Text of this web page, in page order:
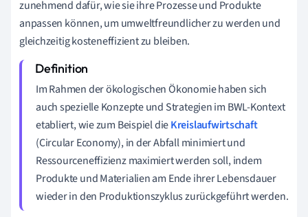
zunehmend dafür, wie sie ihre Prozesse und Produkte
anpassen können, um umweltfreundlicher zu werden und
gleichzeitig kosteneffizient zu bleiben.
Im Rahmen der ökologischen Ökonomie haben sich
auch spezielle Konzepte und Strategien im BWL-Kontext
etabliert, wie zum Beispiel dieKreislaufwirtschaft
(Circular Economy), in der Abfall minimiert und
Ressourceneffizienz maximiert werden soll, indem
Produkte und Materialien am Ende ihrer Lebensdauer
wieder in den Produktionszyklus zurückgeführt werden.